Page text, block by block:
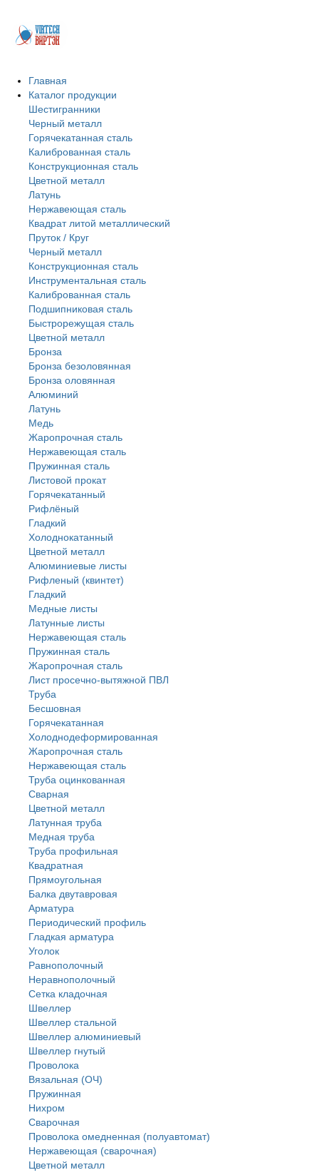
Главная
Каталог продукции
Шестигранники
Черный металл
Горячекатанная сталь
Калиброванная сталь
Конструкционная сталь
Цветной металл
Латунь
Нержавеющая сталь
Квадрат литой металлический
Пруток / Круг
Черный металл
Конструкционная сталь
Инструментальная сталь
Калиброванная сталь
Подшипниковая сталь
Быстрорежущая сталь
Цветной металл
Бронза
Бронза безоловянная
Бронза оловянная
Алюминий
Латунь
Медь
Жаропрочная сталь
Нержавеющая сталь
Пружинная сталь
Листовой прокат
Горячекатанный
Рифлёный
Гладкий
Холоднокатанный
Цветной металл
Алюминиевые листы
Рифленый (квинтет)
Гладкий
Медные листы
Латунные листы
Нержавеющая сталь
Пружинная сталь
Жаропрочная сталь
Лист просечно-вытяжной ПВЛ
Труба
Бесшовная
Горячекатанная
Холоднодеформированная
Жаропрочная сталь
Нержавеющая сталь
Труба оцинкованная
Сварная
Цветной металл
Латунная труба
Медная труба
Труба профильная
Квадратная
Прямоугольная
Балка двутавровая
Арматура
Периодический профиль
Гладкая арматура
Уголок
Равнополочный
Неравнополочный
Сетка кладочная
Швеллер
Швеллер стальной
Швеллер алюминиевый
Швеллер гнутый
Проволока
Вязальная (ОЧ)
Пружинная
Нихром
Сварочная
Проволока омедненная (полуавтомат)
Нержавеющая (сварочная)
Цветной металл